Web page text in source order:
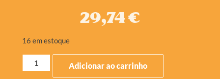
29,74€
16 em estoque
Adicionar ao carrinho